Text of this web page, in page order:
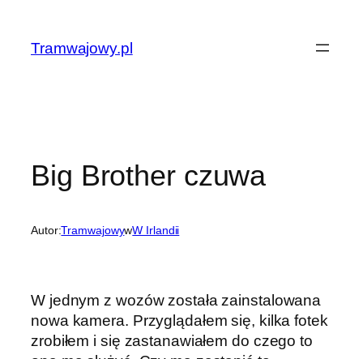
treściTramwajowy.pl
Big Brother czuwa
Autor:TramwajowywW Irlandii
W jednym z wozów została zainstalowana
nowa kamera. Przyglądałem się, kilka fotek
zrobiłem i się zastanawiałem do czego to